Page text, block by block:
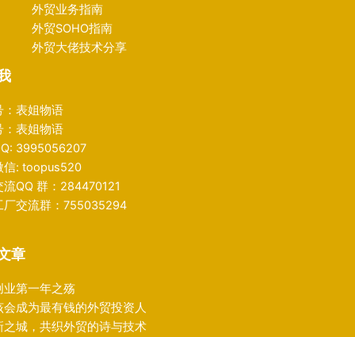
外贸业务指南
外贸SOHO指南
外贸大佬技术分享
：表姐物语
：表姐物语
3995056207
信: toopus520
流QQ 群：284470121
厂交流群：755035294
章
业第一年之殇
会成为最有钱的外贸投资人
之城，共织外贸的诗与技术